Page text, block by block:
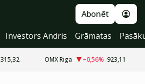
Abonēt
Investors Andris Grāmatas
315,32 OMX Riga −0,56% 923,11